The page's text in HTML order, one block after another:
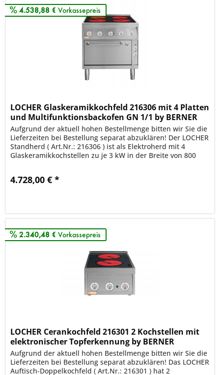
4.538,88 € Vorkassepreis
LOCHER Glaskeramikkochfeld 216306 mit 4 Platten
und Multifunktionsbackofen GN 1/1 by BERNER
Kochsys
Aufgrund der aktuell hohen Bestellmenge bitten wir Sie die
Lieferzeiten bei Bestellung separat abzuklären! Der LOCHER
Standherd ( Art.Nr.: 216306 ) ist als Elektroherd mit 4
Glaskeramikkochstellen zu je 3 kW in der Breite von 800
4.728,00 € *
2.340,48 € Vorkassepreis
LOCHER Cerankochfeld 216301 2 Kochstellen mit
elektronischer Topferkennung by BERNER
vergleichbar BS
Aufgrund der aktuell hohen Bestellmenge bitten wir Sie die
Lieferzeiten bei Bestellung separat abzuklären! Das LOCHER
Auftisch-Doppelkochfeld ( Art.Nr.: 216301 ) hat 2